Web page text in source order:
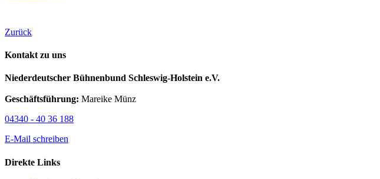
Zurück
Kontakt zu uns
Niederdeutscher Bühnenbund Schleswig-Holstein e.V.
Geschäftsführung: Mareike Münz
04340 - 40 36 188
E-Mail schreiben
Direkte Links